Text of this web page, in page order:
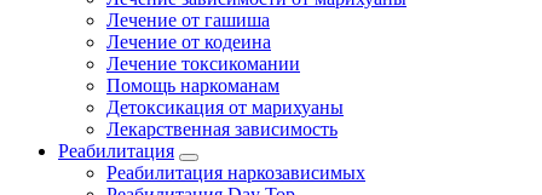
Лечение от гашиша
Лечение от кодеина
Лечение токсикомании
Помощь наркоманам
Детоксикация от марихуаны
Лекарственная зависимость
Реабилитация
Реабилитация наркозависимых